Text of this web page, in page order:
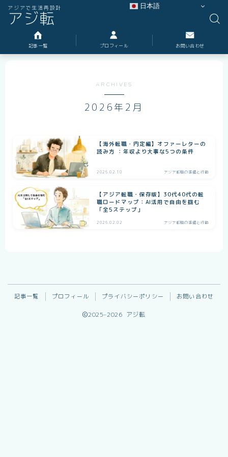
アジ転
アジアで生活再設計
記事一覧 プロフィール お問い合わせ
ARCHIVES
2026年2月
【海外転職・内定編】オファーレターの
読み方 ：年収より大事な5つの条件
2026.02.10 アジア転職の準備と行動
【アジア転職・保存版】30代40代の転
職ロードマップ：AI活用で自由を掴む
「全5ステップ」
2026.02.02 アジア転職の準備と行動
記事一覧 プロフィール プライバシーポリシー お問い合わせ
2025–2026 アジ転
日本語